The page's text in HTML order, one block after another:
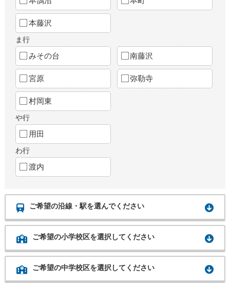
本藤沢
ま行
みその台 南藤沢
宮原 弥勒寺
村岡東
や行
用田
わ行
渡内
ご希望の沿線・駅を選んでください
ご希望の小学校区を選択してください
ご希望の中学校区を選択してください